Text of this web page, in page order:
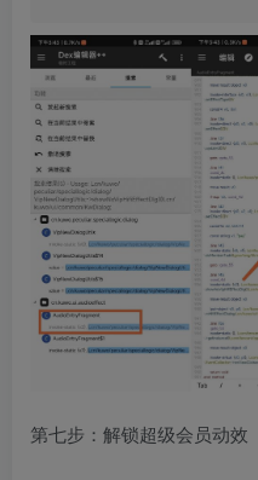
第七步：解锁超级会员动效